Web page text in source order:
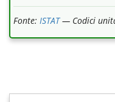
Fonte: ISTAT— Codici